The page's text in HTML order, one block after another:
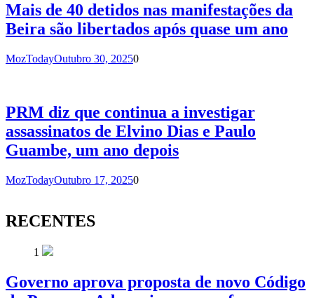
Mais de 40 detidos nas manifestações da
Beira são libertados após quase um ano
MozTodayOutubro 30, 20250
PRM diz que continua a investigar
assassinatos de Elvino Dias e Paulo
Guambe, um ano depois
MozTodayOutubro 17, 20250
RECENTES
1
Governo aprova proposta de novo Código